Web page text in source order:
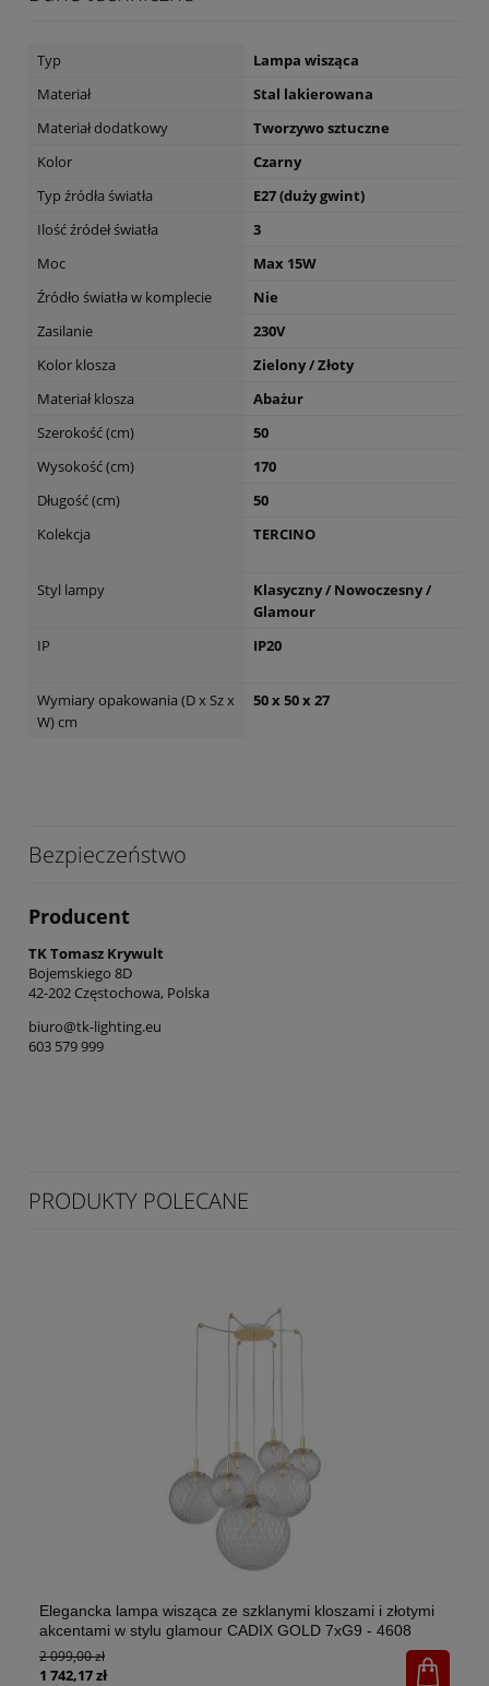
Typ
Lampa wisząca
Materiał
Stal lakierowana
Materiał dodatkowy
Tworzywo sztuczne
Kolor
Czarny
Typ źródła światła
E27 (duży gwint)
Ilość źródeł światła
3
Moc
Max 15W
Źródło światła w komplecie
Nie
Zasilanie
230V
Kolor klosza
Zielony / Złoty
Materiał klosza
Abażur
Szerokość (cm)
50
Wysokość (cm)
170
Długość (cm)
50
Kolekcja
TERCINO
Styl lampy
Klasyczny / Nowoczesny /
Glamour
IP
IP20
Wymiary opakowania (D x Sz x
W) cm
50 x 50 x 27
Bezpieczeństwo
Producent
TK Tomasz Krywult
Bojemskiego 8D
42-202 Częstochowa, Polska
biuro@tk-lighting.eu
603 579 999
PRODUKTY POLECANE
Elegancka lampa wisząca ze szklanymi kloszami i złotymi
akcentami w stylu glamour CADIX GOLD 7xG9 - 4608
2 099,00 zł
1 742,17 zł